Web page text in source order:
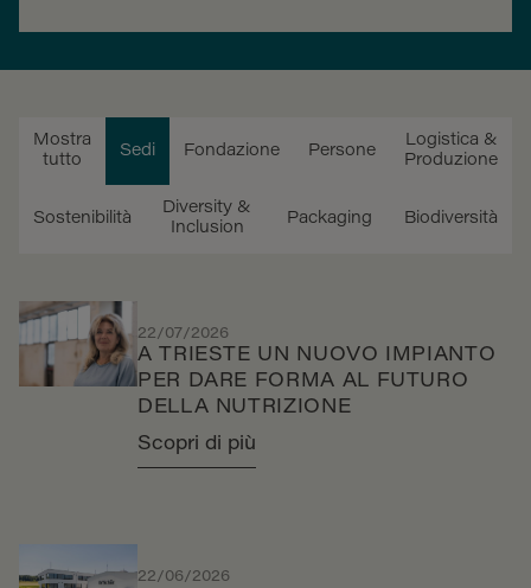
Mostra
tutto
Sedi Fondazione Persone
Logistica &
Produzione
Sostenibilità
Diversity &
Inclusion
Packaging Biodiversità
22/07/2026
A TRIESTE UN NUOVO IMPIANTO
PER DARE FORMA AL FUTURO
DELLA NUTRIZIONE
Scopri di più
22/06/2026